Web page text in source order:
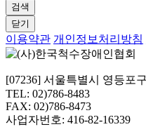
검색
닫기
이용약관 개인정보처리방침
[07236] 서울특별시 영등포
TEL: 02)786-8483
FAX: 02)786-8473
사업자번호: 416-82-16339